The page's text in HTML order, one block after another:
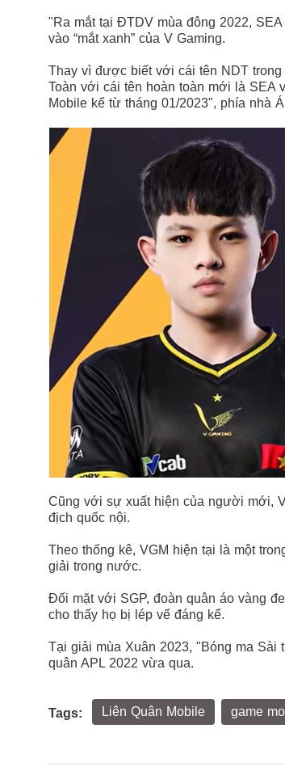
"Ra mắt tại ĐTDV mùa đông 2022,
vào “mắt xanh” của V Gaming.
Thay vì được biết với cái tên NDT
Toàn với cái tên hoàn toàn mới là SEA
Mobile kể từ tháng 01/2023", phía nhà
Cũng với sự xuất hiện của người mới,
địch quốc nội.
Theo thống kê, VGM hiện tại là một
giải trong nước.
Đối mặt với SGP, đoàn quân áo vàng
cho thấy họ bị lép vế đáng kể.
Tại giải mùa Xuân 2023, "Bóng ma Sài
quân APL 2022 vừa qua.
Tags: Liên Quân Mobile game